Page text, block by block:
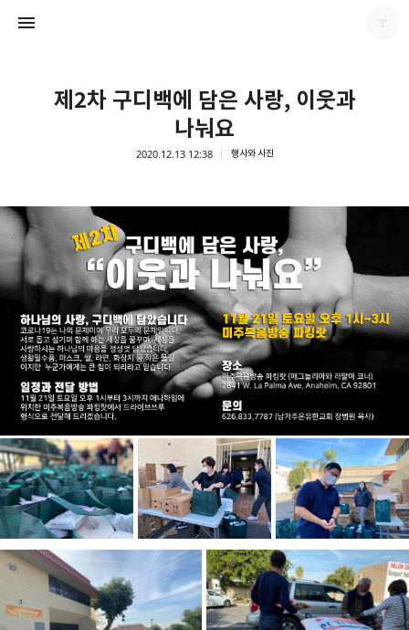
제2차 구디백에 담은 사랑, 이웃과
나눠요
2020.12.13 12:38 행사와 사진
남가주온유한교회